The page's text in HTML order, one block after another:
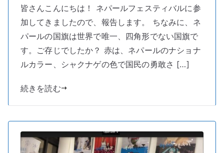
回
ネ
パ
ー
ェ
ィ
バ
ル
皆さんこんにちは！ ネパールフェスティバルに参
加してきましたので、報告します。 ちなみに、ネ
パールの国旗は世界で唯一、四角形でない国旗で
す。ご存じでしたか？ 赤は、ネパールのナショナ
ルカラー、シャクナゲの色で国民の勇敢さ […]
続きを読む